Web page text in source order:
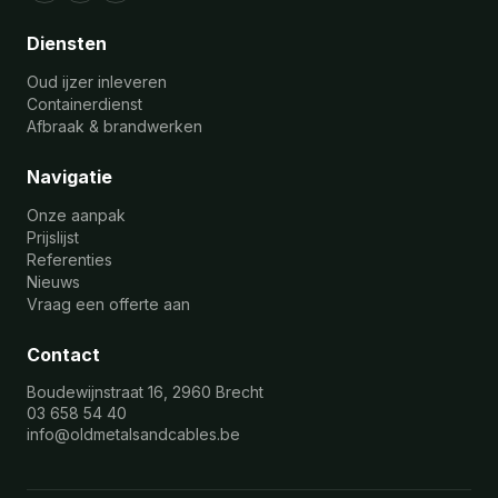
Diensten
Oud ijzer inleveren
Containerdienst
Afbraak & brandwerken
Navigatie
Onze aanpak
Prijslijst
Referenties
Nieuws
Vraag een offerte aan
Contact
Boudewijnstraat 16, 2960 Brecht
03 658 54 40
info@oldmetalsandcables.be